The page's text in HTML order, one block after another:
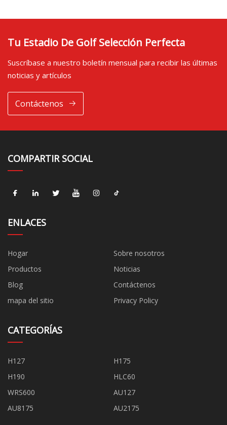
Tu Estadio De Golf Selección Perfecta
Suscríbase a nuestro boletín mensual para recibir las últimas
noticias y artículos
Contáctenos
COMPARTIR SOCIAL
ENLACES
Hogar
Sobre nosotros
Productos
Noticias
Blog
Contáctenos
mapa del sitio
Privacy Policy
CATEGORÍAS
H127
H175
H190
HLC60
WRS600
AU127
AU8175
AU2175